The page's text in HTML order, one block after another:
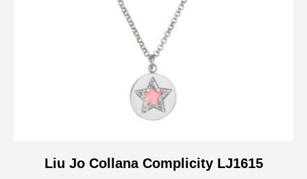
Liu Jo Collana Complicity LJ1615